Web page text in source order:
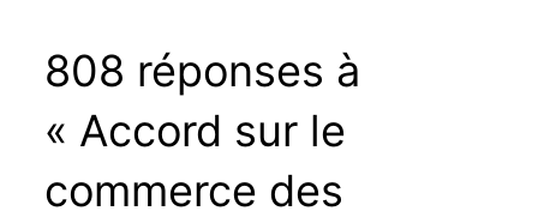
808 réponses à
« Accord sur le
commerce des